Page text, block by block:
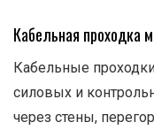
Кабельная проходка
Кабельные
силовых и
через стены,